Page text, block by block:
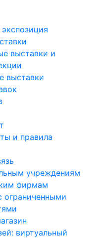
выставки и
выставки
и правила
учреждениям
фирмам
ограниченными
виртуальный